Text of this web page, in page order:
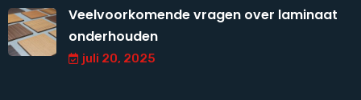
Veelvoorkomende vragen over laminaat
onderhouden
juli 20, 2025